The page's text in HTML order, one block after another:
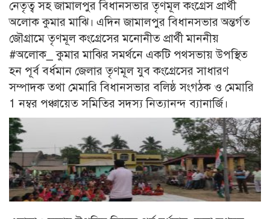
নেতৃত্ব সহ জামালপুর বিধানসভার তৃণমূল কংগ্রেস প্রার্থী
অলোক কুমার মাঝি। এদিন জামালপুর বিধানসভার অন্তর্গত
জৌগ্রামে তৃণমূল কংগ্রেসের মনোনীত প্রার্থী মাননীয়
#অলোক_ কুমার মাঝির সমর্থনে একটি পথসভায় উপস্থিত
হন পূর্ব বর্ধমান জেলার তৃণমূল যুব কংগ্রেসের সাধারণ
সম্পাদক তথা মেমারি বিধানসভার বলিষ্ঠ সংগঠক ও মেমারি
1 নম্বর পঞ্চায়েত সমিতির সদস্য নিত্যানন্দ ব্যানার্জি।